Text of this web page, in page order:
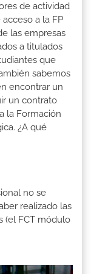
de actividad
a la FP
las empresas
a titulados
que
sabemos
encontrar un
un contrato
la Formación
¿A qué
no se
realizado las
(el FCT módulo